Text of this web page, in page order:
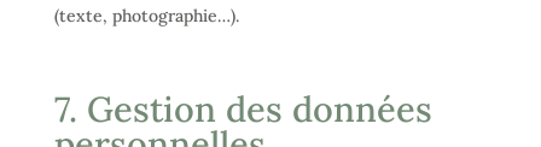
(texte, photographie…).
7. Gestion des données